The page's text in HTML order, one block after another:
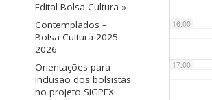
Edital Bolsa Cultura »
Contemplados –
Bolsa Cultura 2025 –
2026
Orientações para
inclusão dos bolsistas
no projeto SIGPEX
16:00
17:00